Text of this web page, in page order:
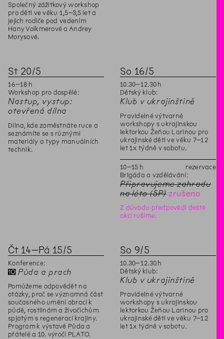
Společný zážitkový workshop
pro děti ve věku 1,5–3,5 let a
jejich rodiče pod vedením
Hany Volkmerové a Andrey
Morysové.
St 20/5
16–18 h
Workshop pro dospělé:
Nastup, vystup:
otevřená dílna
Dílna, kde zaměstnáte ruce a
seznámíte se s různými
materiály a typy manuálních
technik.
So 16/5
10.30–12.30 h
Dětský klub:
Klub v ukrajinštině
Pravidelné výtvarné
workshopy s ukrajinskou
lektorkou Žeňou Larinou pro
ukrajinské děti ve věku 7–12
let 1x týdně v sobotu.
10–15 h
rezervace
Brigáda a vzdělávání:
Připravujeme zahradu
na léto (5P)zrušeno
Z důvodu předpovědi deště
akci rušíme.
Čt 14–Pá 15/5
Konference:
✝ Půda a prach
Pomůžeme odpovědět na
otázky, proč se významná část
současného umění obrací k
půdě, rostlinám a živočichům
spjatým s regenerací krajiny.
Program k výstavě Půda a
přátelé a 10. výročí PLATO.
So 9/5
10.30–12.30 h
Dětský klub:
Klub v ukrajinštině
Pravidelné výtvarné
workshopy s ukrajinskou
lektorkou Žeňou Larinou pro
ukrajinské děti ve věku 7–12
let 1x týdně v sobotu.